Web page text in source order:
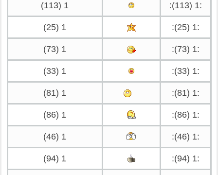
:1 (113):
1 (113)
:1 (25):
1 (25)
:1 (73):
1 (73)
:1 (33):
1 (33)
:1 (81):
1 (81)
:1 (86):
1 (86)
:1 (46):
1 (46)
:1 (94):
1 (94)